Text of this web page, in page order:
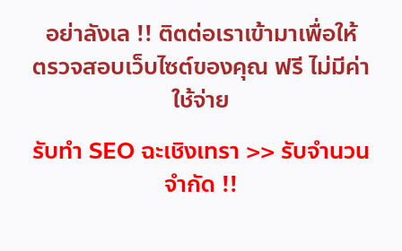
อย่าลังเล !! ติตต่อเราเข้ามาเพื่อให้
ตรวจสอบเว็บไซต์ของคุณ ฟรี ไม่มีค่า
ใช้จ่าย
รับทำ SEO ฉะเชิงเทรา >> รับจำนวน
จำกัด !!